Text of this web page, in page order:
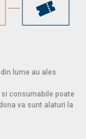
lume au ales
consumabile poate
va sunt alaturi la